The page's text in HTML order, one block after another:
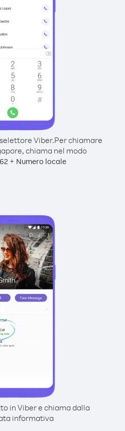
Viber.Per chiamare
chiama nel modo
62+ Numero locale
in Viber e chiama dalla
informativa